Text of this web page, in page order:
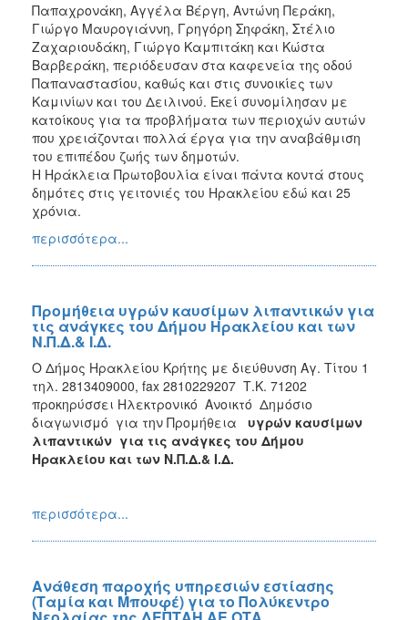
Παπαχρονάκη, Αγγέλα Βέργη, Αντώνη Περάκη,
Γιώργο Μαυρογιάννη, Γρηγόρη Σηφάκη, Στέλιο
Ζαχαριουδάκη, Γιώργο Καμπιτάκη και Κώστα
Βαρβεράκη, περιόδευσαν στα καφενεία της οδού
Παπαναστασίου, καθώς και στις συνοικίες των
Καμινίων και του Δειλινού. Εκεί συνομίλησαν με
κατοίκους για τα προβλήματα των περιοχών αυτών
που χρειάζονται πολλά έργα για την αναβάθμιση
του επιπέδου ζωής των δημοτών.
Η Ηράκλεια Πρωτοβουλία είναι πάντα κοντά στους
δημότες στις γειτονιές του Ηρακλείου εδώ και 25
χρόνια.
περισσότερα...
Προμήθεια υγρών καυσίμων λιπαντικών για
τις ανάγκες του Δήμου Ηρακλείου και των
Ν.Π.Δ.& Ι.Δ.
Ο Δήμος Ηρακλείου Κρήτης με διεύθυνση Αγ. Τίτου 1
τηλ. 2813409000, fax 2810229207 Τ.Κ. 71202
προκηρύσσει Ηλεκτρονικό Ανοικτό Δημόσιο
διαγωνισμό για την Προμήθεια υγρών καυσίμων
λιπαντικών για τις ανάγκες του Δήμου
Ηρακλείου και των Ν.Π.Δ.& Ι.Δ.
περισσότερα...
Ανάθεση παροχής υπηρεσιών εστίασης
(Ταμία και Μπουφέ) για το Πολύκεντρο